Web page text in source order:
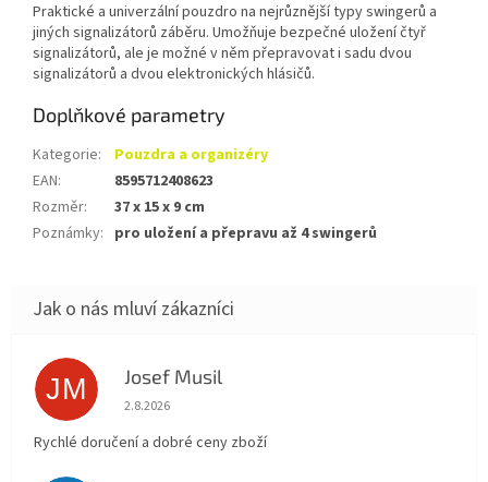
Praktické a univerzální pouzdro na nejrůznější typy swingerů a
jiných signalizátorů záběru. Umožňuje bezpečné uložení čtyř
signalizátorů, ale je možné v něm přepravovat i sadu dvou
signalizátorů a dvou elektronických hlásičů.
Doplňkové parametry
Kategorie:
Pouzdra a organizéry
EAN:
8595712408623
Rozměr:
37 x 15 x 9 cm
Poznámky: pro uložení a přepravu až 4 swingerů
JM Josef Musil
Hodnocení obchodu je 5 z 5 hvězdiček.
2.8.2026
Rychlé doručení a dobré ceny zboží